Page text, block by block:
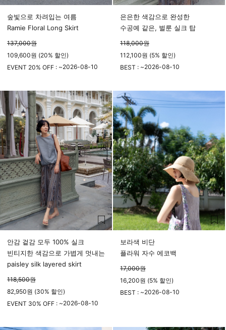
숲빛으로 차려입는 여름
Ramie Floral Long Skirt
137,000원
109,600원 (20% 할인)
EVENT 20% OFF : ~2026-08-10
은은한 색감으로 완성한
수공예 같은, 벌룬 실크 탑
118,000원
112,100원 (5% 할인)
BEST : ~2026-08-10
안감 겉감 모두 100% 실크
빈티지한 색감으로 가볍게 멋내는
paisley silk layered skirt
118,500원
82,950원 (30% 할인)
EVENT 30% OFF : ~2026-08-10
보라색 비단
플라워 자수 에코백
17,000원
16,200원 (5% 할인)
BEST : ~2026-08-10